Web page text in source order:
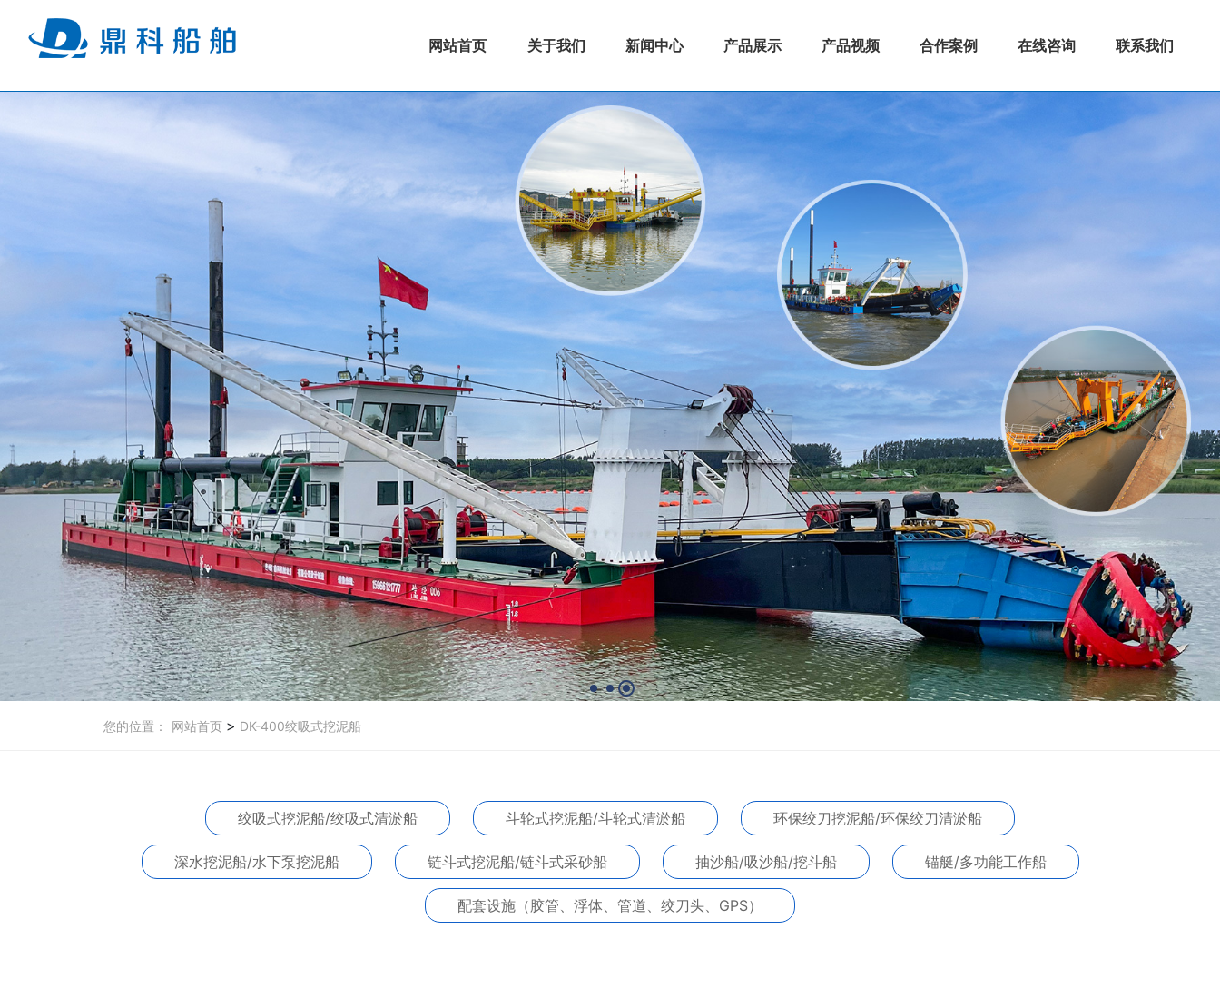
网站首页 关于我们 新闻中心 产品展示 产品视频 合作案例 在线咨询 联系我们
您的位置： 网站首页 > DK-400绞吸式挖泥船
绞吸式挖泥船/绞吸式清淤船 斗轮式挖泥船/斗轮式清淤船 环保绞刀挖泥船/环保绞刀清淤船
深水挖泥船/水下泵挖泥船 链斗式挖泥船/链斗式采砂船 抽沙船/吸沙船/挖斗船 锚艇/多功能工作船
配套设施（胶管、浮体、管道、绞刀头、GPS）